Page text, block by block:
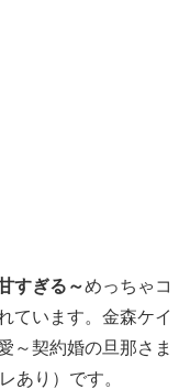
すぎる～めっちゃコ
ています。金森ケイ
～契約婚の旦那さま
あり）です。